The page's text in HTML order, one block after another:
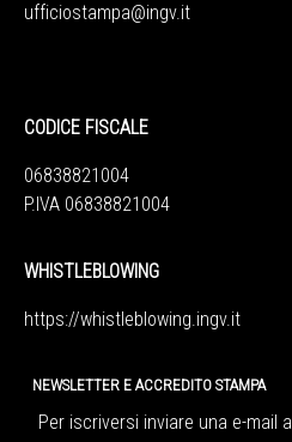
ufficiostampa@ingv.it
CODICE FISCALE
06838821004
P.IVA 06838821004
WHISTLEBLOWING
https://whistleblowing.ingv.it
NEWSLETTER E ACCREDITO STAMPA
Per iscriversi inviare una e-mail a